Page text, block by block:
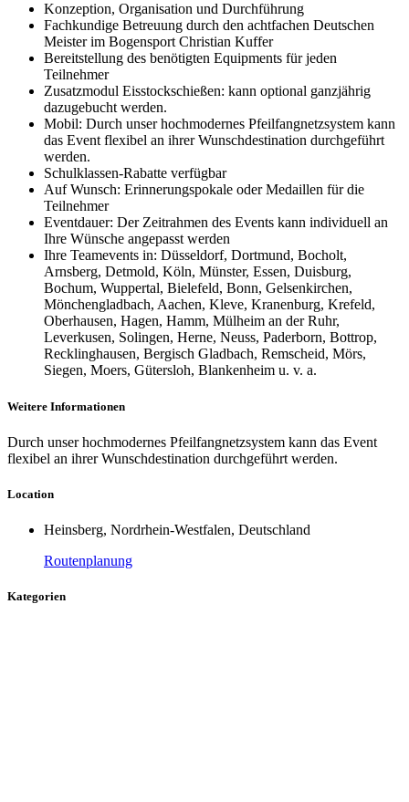
Konzeption, Organisation und Durchführung
Fachkundige Betreuung durch den achtfachen Deutschen
Meister im Bogensport Christian Kuffer
Bereitstellung des benötigten Equipments für jeden
Teilnehmer
Zusatzmodul Eisstockschießen: kann optional ganzjährig
dazugebucht werden.
Mobil: Durch unser hochmodernes Pfeilfangnetzsystem kann
das Event flexibel an ihrer Wunschdestination durchgeführt
werden.
Schulklassen-Rabatte verfügbar
Auf Wunsch: Erinnerungspokale oder Medaillen für die
Teilnehmer
Eventdauer: Der Zeitrahmen des Events kann individuell an
Ihre Wünsche angepasst werden
Ihre Teamevents in: Düsseldorf, Dortmund, Bocholt,
Arnsberg, Detmold, Köln, Münster, Essen, Duisburg,
Bochum, Wuppertal, Bielefeld, Bonn, Gelsenkirchen,
Mönchengladbach, Aachen, Kleve, Kranenburg, Krefeld,
Oberhausen, Hagen, Hamm, Mülheim an der Ruhr,
Leverkusen, Solingen, Herne, Neuss, Paderborn, Bottrop,
Recklinghausen, Bergisch Gladbach, Remscheid, Mörs,
Siegen, Moers, Gütersloh, Blankenheim u. v. a.
Weitere Informationen
Durch unser hochmodernes Pfeilfangnetzsystem kann das Event
flexibel an ihrer Wunschdestination durchgeführt werden.
Location
Heinsberg, Nordrhein-Westfalen, Deutschland
Routenplanung
Kategorien